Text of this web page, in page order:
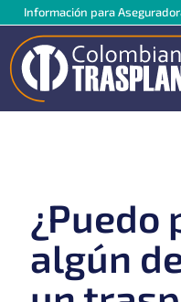
al
contenido
Información para
¿Puedo
algún